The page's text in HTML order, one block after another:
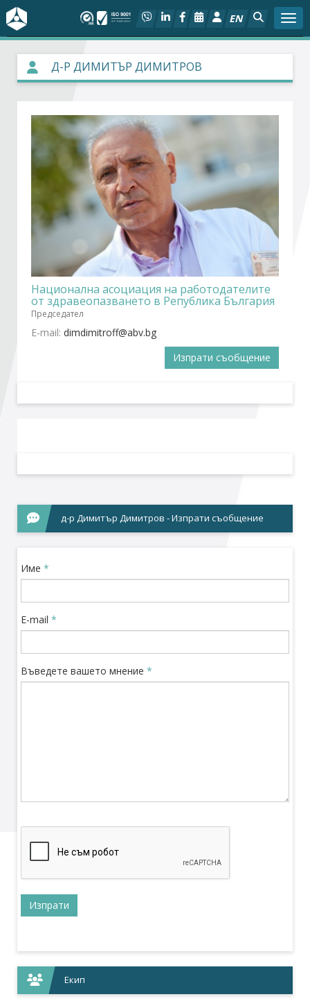
EN
За БСК
Актуално
Социален диалог
Дейности
Арбитражен съд
Проекти
Членове
Д-Р ДИМИТЪР ДИМИТРОВ
Национална асоциация на работодателите
от здравеопазването в Република България
Председател
E-mail:
Изпрати съобщение
д-р Димитър Димитров - Изпрати съобщение
Име *
E-mail *
Въведете вашето мнение *
Екип